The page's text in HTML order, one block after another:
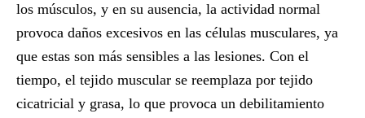
los músculos, y en su ausencia, la actividad normal
provoca daños excesivos en las células musculares, ya
que estas son más sensibles a las lesiones. Con el
tiempo, el tejido muscular se reemplaza por tejido
cicatricial y grasa, lo que provoca un debilitamiento